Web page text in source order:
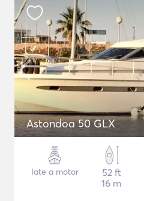
Astondoa 50 GLX
Iate a motor
52 ft
16 m